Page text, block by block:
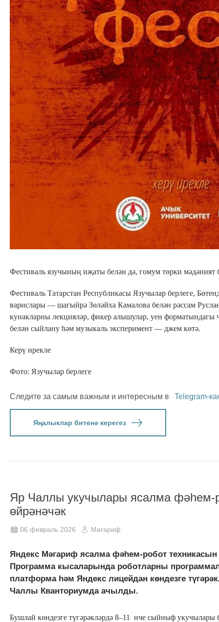
Фестиваль язучының иҗаты белән дә, гомум төрки мәдәният
Фестиваль Татарстан Республикасы Язучылар берлеге,
варислары — шагыйрә Зөләйха Камалова белән рәссам
кунакларны лекцияләр, фикер алышулар, уен форматындагы
белән сыйлану һәм музыкаль эксперимент — джем көтә.
Керү ирекле
Фото: Язучылар берлеге
Следите за самым важным и интересным в Telegram-
Яңалыклар битенә керегез
Яр Чаллы укучылары ясалма фәһем-
өйрәнәчәк
06 февраль 2026 Мәгариф
Яндекс Мәгариф ясалма фәһем-робот
Программа кысаларында роботларны
платформа һәм Яндекс лицейдан көндезге
Чаллы Кванториумда ачылды.
Бушлай көндезге түгәрәкләрдә 8–11 нче сыйныф укучылары